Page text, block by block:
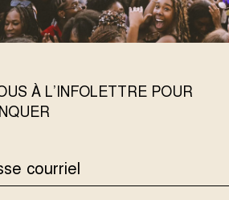
À L’INFOLETTRE POUR